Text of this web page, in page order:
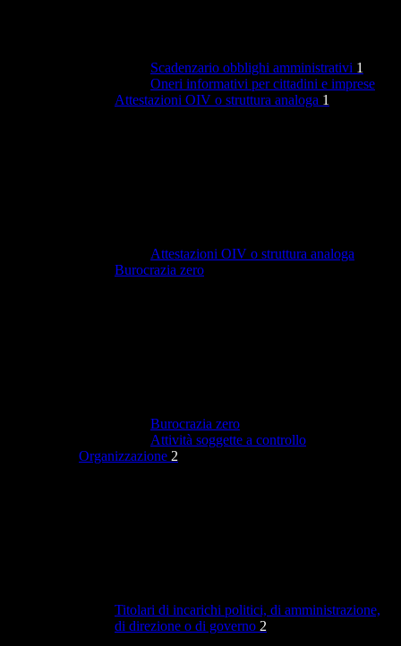
Scadenzario obblighi amministrativi 1
Oneri informativi per cittadini e imprese
Attestazioni OIV o struttura analoga 1
Attestazioni OIV o struttura analoga
Burocrazia zero
Burocrazia zero
Attività soggette a controllo
Organizzazione 2
Titolari di incarichi politici, di amministrazione,
di direzione o di governo 2